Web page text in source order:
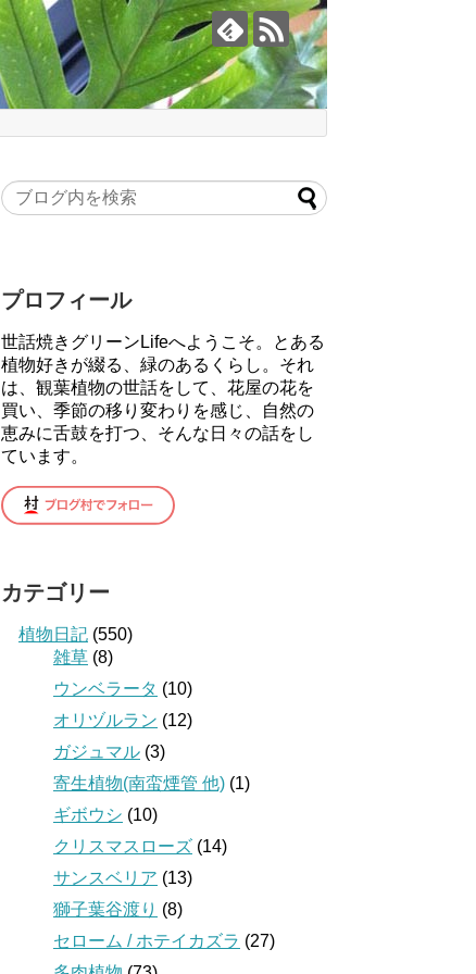
プロフィール
世話焼きグリーンLifeへようこそ。とある
植物好きが綴る、緑のあるくらし。それ
は、観葉植物の世話をして、花屋の花を
買い、季節の移り変わりを感じ、自然の
恵みに舌鼓を打つ、そんな日々の話をし
ています。
カテゴリー
植物日記 (550)
雑草 (8)
ウンベラータ (10)
オリヅルラン (12)
ガジュマル (3)
寄生植物(南蛮煙管 他) (1)
ギボウシ (10)
クリスマスローズ (14)
サンスベリア (13)
獅子葉谷渡り (8)
セローム / ホテイカズラ (27)